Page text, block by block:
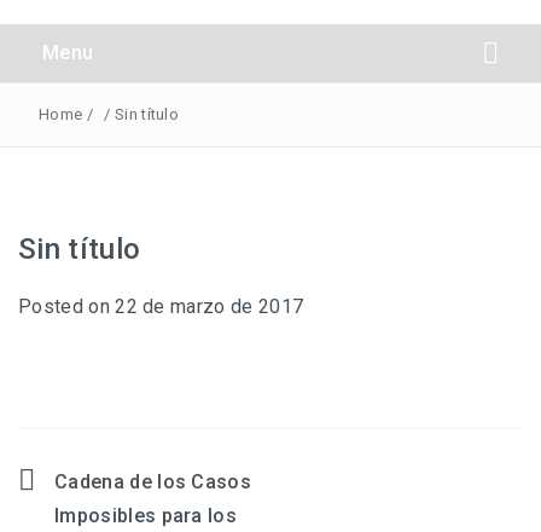
Obreros Universal
Menu
Home / / Sin título
Sin título
Posted on22 de marzo de 2017
Navegación
Cadena de los Casos
Imposibles para los